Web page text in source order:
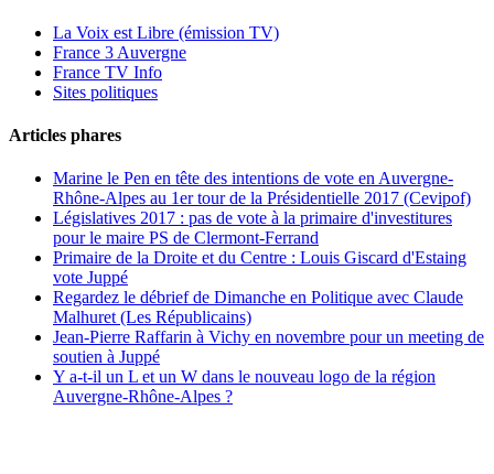
La Voix est Libre (émission TV)
France 3 Auvergne
France TV Info
Sites politiques
Articles phares
Marine le Pen en tête des intentions de vote en Auvergne-
Rhône-Alpes au 1er tour de la Présidentielle 2017 (Cevipof)
Législatives 2017 : pas de vote à la primaire d'investitures
pour le maire PS de Clermont-Ferrand
Primaire de la Droite et du Centre : Louis Giscard d'Estaing
vote Juppé
Regardez le débrief de Dimanche en Politique avec Claude
Malhuret (Les Républicains)
Jean-Pierre Raffarin à Vichy en novembre pour un meeting de
soutien à Juppé
Y a-t-il un L et un W dans le nouveau logo de la région
Auvergne-Rhône-Alpes ?